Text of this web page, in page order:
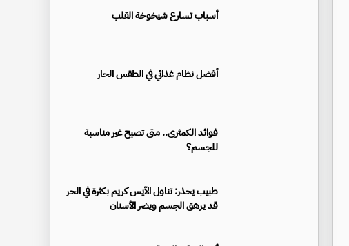
أسباب تسارع شيخوخة القلب
أفضل نظام غذائي في الطقس الحار
فوائد الكمثرى.. متى تصبح غير مناسبة
للجسم؟
طبيب يحذر: تناول الآيس كريم بكثرة في الحر
قد يرهق الجسم ويضر الأسنان